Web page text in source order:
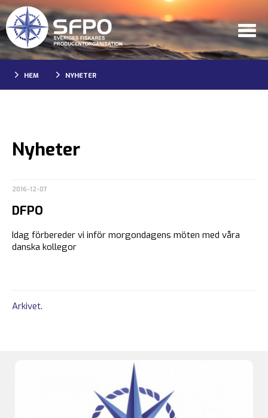
HEM NYHETER
Nyheter
2016-12-07
DFPO
Idag förbereder vi inför morgondagens möten med våra
danska kollegor
Arkivet.